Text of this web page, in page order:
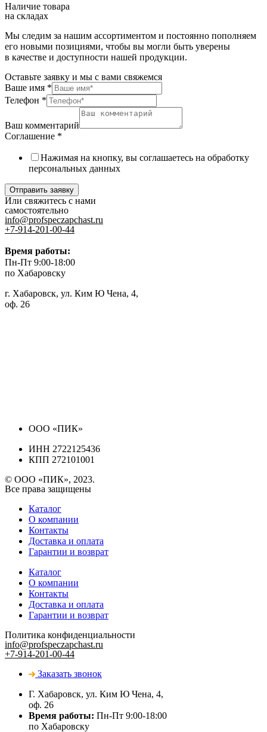
Наличие товара
на складах
Мы следим за нашим ассортиментом и постоянно пополняем
его новыми позициями, чтобы вы могли быть уверены
в качестве и доступности нашей продукции.
Оставьте заявку и мы с вами свяжемся
Ваше имя *
Телефон *
Ваш комментарий
Соглашение *
Нажимая на кнопку, вы соглашаетесь на обработку
персональных данных
Отправить заявку
Или свяжитесь с нами
самостоятельно
info@profspeczapchast.ru
+7-914-201-00-44
Время работы:
Пн-Пт 9:00-18:00
по Хабаровску
г. Хабаровск, ул. Ким Ю Чена, 4,
оф. 26
ООО «ПИК»
ИНН 2722125436
КПП 272101001
© ООО «ПИК», 2023.
Все права защищены
Каталог
О компании
Контакты
Доставка и оплата
Гарантии и возврат
Каталог
О компании
Контакты
Доставка и оплата
Гарантии и возврат
Политика конфиденциальности
info@profspeczapchast.ru
+7-914-201-00-44
Заказать звонок
Г. Хабаровск, ул. Ким Ю Чена, 4,
оф. 26
Время работы: Пн-Пт 9:00-18:00
по Хабаровску